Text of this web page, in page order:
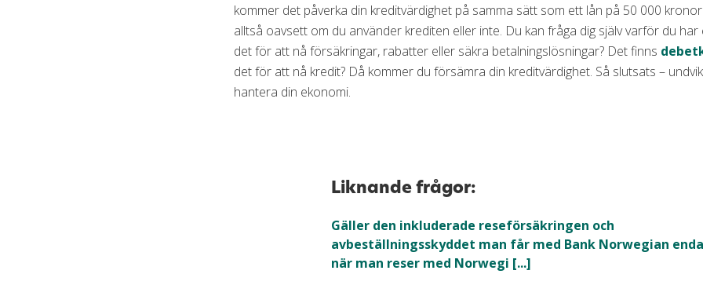
kommer det påverka din kreditvärdighet på samma sätt som ett lån på 50 000
alltså oavsett om du använder krediten eller inte. Du kan fråga dig själv varför du
det för att nå försäkringar, rabatter eller säkra betalningslösningar? Det finns
det för att nå kredit? Då kommer du försämra din kreditvärdighet. Så slutsats –
hantera din ekonomi.
Liknande frågor:
Gäller den inkluderade reseförsäkringen och
avbeställningsskyddet man får med Bank Norwegian
när man reser med Norwegi [...]